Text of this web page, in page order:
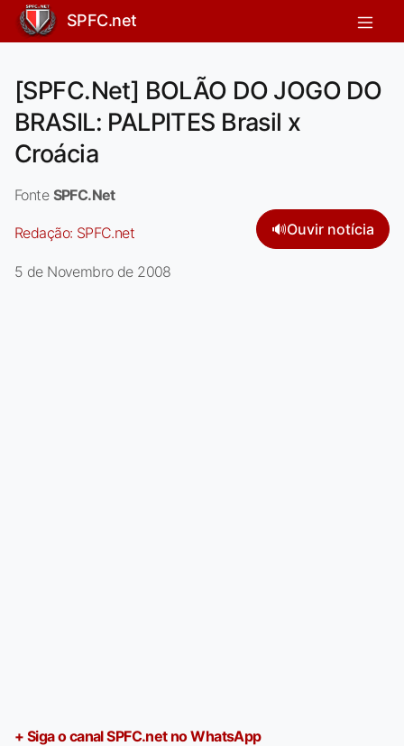
SPFC.net
[SPFC.Net] BOLÃO DO JOGO DO
BRASIL: PALPITES Brasil x
Croácia
Fonte SPFC.Net
Redação: SPFC.net 🔊Ouvir notícia
5 de Novembro de 2008
+ Siga o canal SPFC.net no WhatsApp